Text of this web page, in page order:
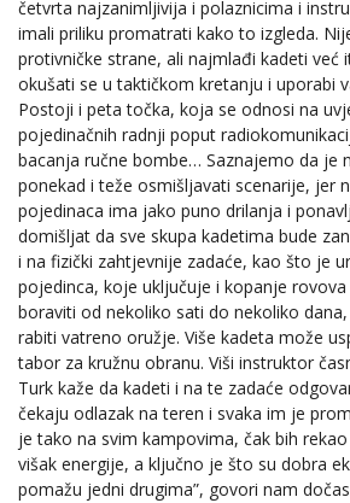
četvrta najzanimljivija i polaznicima i
imali priliku promatrati kako to izgleda.
protivničke strane, ali najmlađi kadeti već
okušati se u taktičkom kretanju i uporabi
Postoji i peta točka, koja se odnosi na
pojedinačnih radnji poput
bacanja ručne bombe… Saznajemo da je
ponekad i teže osmišljavati scenarije, jer
pojedinaca ima jako puno drilanja i
domišljat da sve skupa kadetima bude
i na fizički zahtjevnije zadaće, kao što je
pojedinca, koje uključuje i kopanje
boraviti od nekoliko sati do nekoliko
rabiti vatreno oružje. Više kadeta može
tabor za kružnu obranu. Viši instruktor
Turk kaže da kadeti i na te zadaće
čekaju odlazak na teren i svaka im je
je tako na svim kampovima, čak bih
višak energije, a ključno je što su dobra
pomažu jedni drugima”, govori nam